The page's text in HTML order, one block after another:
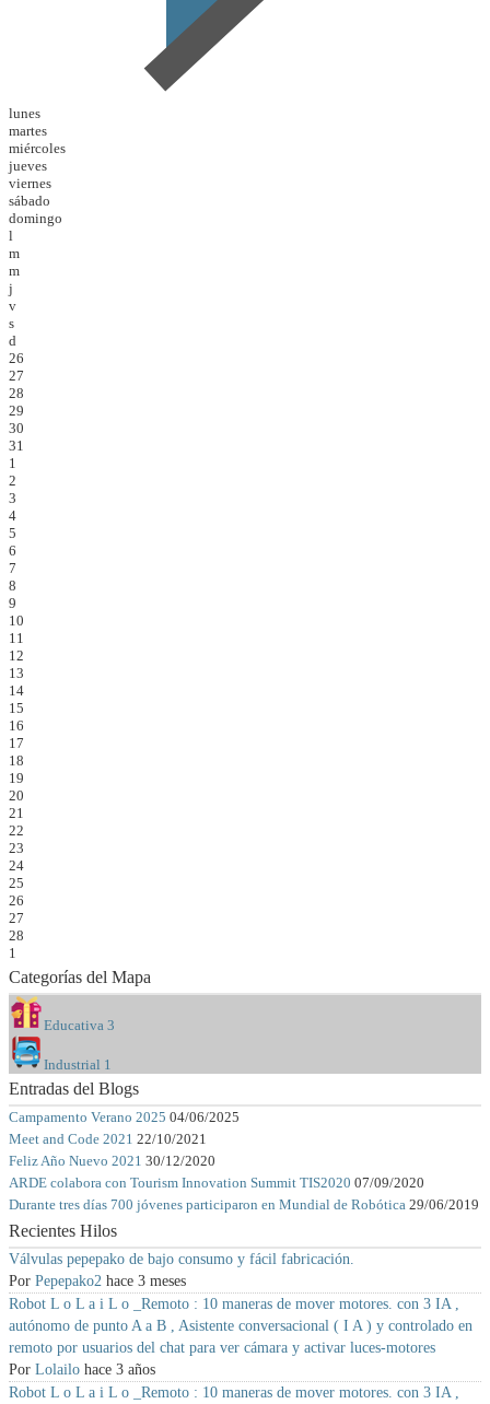
lunes
martes
miércoles
jueves
viernes
sábado
domingo
l
m
m
j
v
s
d
26
27
28
29
30
31
1
2
3
4
5
6
7
8
9
10
11
12
13
14
15
16
17
18
19
20
21
22
23
24
25
26
27
28
1
Categorías del Mapa
Educativa 3
Industrial 1
Entradas del Blogs
Campamento Verano 2025 04/06/2025
Meet and Code 2021 22/10/2021
Feliz Año Nuevo 2021 30/12/2020
ARDE colabora con Tourism Innovation Summit TIS2020 07/09/2020
Durante tres días 700 jóvenes participaron en Mundial de Robótica 29/06/2019
Recientes Hilos
Válvulas pepepako de bajo consumo y fácil fabricación.
Por Pepepako2 hace 3 meses
Robot L o L a i L o _Remoto : 10 maneras de mover motores. con 3 IA ,
autónomo de punto A a B , Asistente conversacional ( I A ) y controlado en
remoto por usuarios del chat para ver cámara y activar luces-motores
Por Lolailo hace 3 años
Robot L o L a i L o _Remoto : 10 maneras de mover motores. con 3 IA ,